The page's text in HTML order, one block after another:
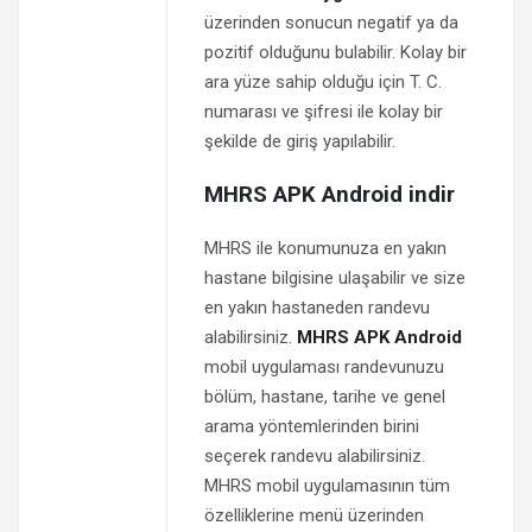
üzerinden sonucun negatif ya da
pozitif olduğunu bulabilir. Kolay bir
ara yüze sahip olduğu için T. C.
numarası ve şifresi ile kolay bir
şekilde de giriş yapılabilir.
MHRS APK Android indir
MHRS ile konumunuza en yakın
hastane bilgisine ulaşabilir ve size
en yakın hastaneden randevu
alabilirsiniz. MHRS APK Android
mobil uygulaması randevunuzu
bölüm, hastane, tarihe ve genel
arama yöntemlerinden birini
seçerek randevu alabilirsiniz.
MHRS mobil uygulamasının tüm
özelliklerine menü üzerinden